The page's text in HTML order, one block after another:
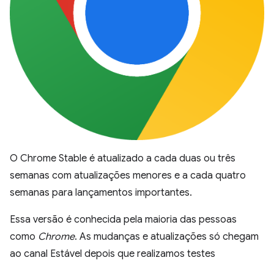
O Chrome Stable é atualizado a cada duas ou três
semanas com atualizações menores e a cada quatro
semanas para lançamentos importantes.
Essa versão é conhecida pela maioria das pessoas
como Chrome. As mudanças e atualizações só chegam
ao canal Estável depois que realizamos testes